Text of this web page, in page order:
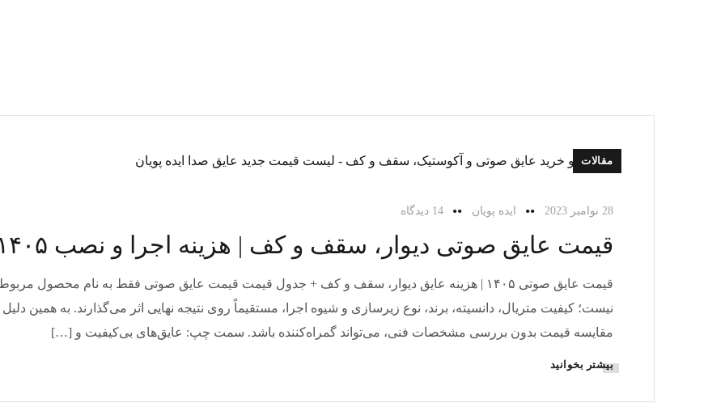
مقالات
28 نوامبر 2023 ایده پویان 14 دیدگاه
قیمت عایق صوتی دیوار، سقف و کف | هزینه اجرا و نصب ۱۴۰۵
قیمت عایق صوتی ۱۴۰۵ | هزینه عایق دیوار، سقف و کف + جدول قیمت قیمت عایق صوتی فقط به نام محصول
نیست؛ کیفیت متریال، دانسیته، برند، نوع زیرسازی و شیوه اجرا، مستقیماً روی نتیجه نهایی اثر می‌گذارند. به همین دلیل
مقایسه قیمت بدون بررسی مشخصات فنی، می‌تواند گمراه‌کننده باشد. سمت چپ: عایق‌های بی‌کیفیت و […]
بیشتر بخوانید